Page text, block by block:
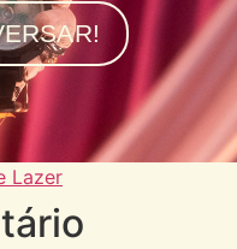
Lazer